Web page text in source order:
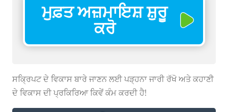
ਮੁਫ਼ਤ ਅਜ਼ਮਾਇਸ਼ ਸ਼ੁਰੂ
ਕਰੋ
ਸਕ੍ਰਿਪਟ ਦੇ ਵਿਕਾਸ ਬਾਰੇ ਜਾਣਨ ਲਈ ਪੜ੍ਹਨਾ ਜਾਰੀ ਰੱਖੋ ਅਤੇ ਕਹਾਣੀ
ਦੇ ਵਿਕਾਸ ਦੀ ਪ੍ਰਕਿਰਿਆ ਕਿਵੇਂ ਕੰਮ ਕਰਦੀ ਹੈ!